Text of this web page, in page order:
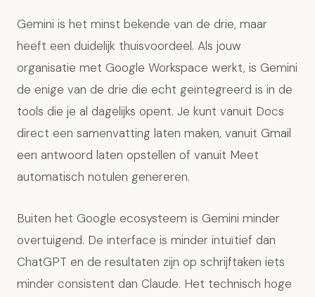
Gemini is het minst bekende van de drie, maar
heeft een duidelijk thuisvoordeel. Als jouw
organisatie met Google Workspace werkt, is Gemini
de enige van de drie die echt geïntegreerd is in de
tools die je al dagelijks opent. Je kunt vanuit Docs
direct een samenvatting laten maken, vanuit Gmail
een antwoord laten opstellen of vanuit Meet
automatisch notulen genereren.
Buiten het Google ecosysteem is Gemini minder
overtuigend. De interface is minder intuïtief dan
ChatGPT en de resultaten zijn op schrijftaken iets
minder consistent dan Claude. Het technisch hoge